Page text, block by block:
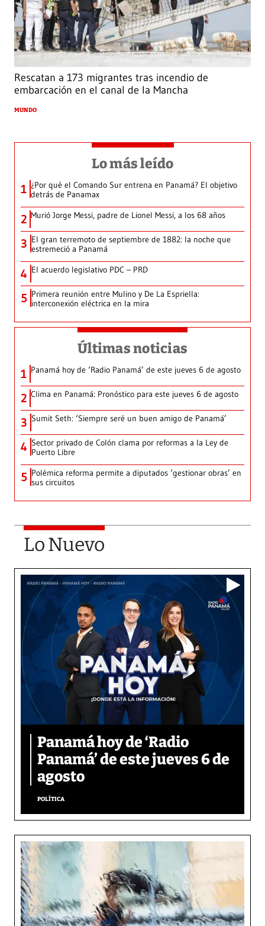
Rescatan a 173 migrantes tras incendio de
embarcación en el canal de la Mancha
MUNDO
Lo más leído
1 ¿Por qué el Comando Sur entrena en Panamá? El objetivo
detrás de Panamax
2 Murió Jorge Messi, padre de Lionel Messi, a los 68 años
3 El gran terremoto de septiembre de 1882: la noche que
estremeció a Panamá
4 El acuerdo legislativo PDC – PRD
5 Primera reunión entre Mulino y De La Espriella:
interconexión eléctrica en la mira
Últimas noticias
1 Panamá hoy de ‘Radio Panamá’ de este jueves 6 de agosto
2 Clima en Panamá: Pronóstico para este jueves 6 de agosto
3 Sumit Seth: ‘Siempre seré un buen amigo de Panamá’
4 Sector privado de Colón clama por reformas a la Ley de
Puerto Libre
5 Polémica reforma permite a diputados ‘gestionar obras’ en
sus circuitos
Lo Nuevo
Panamá hoy de ‘Radio
Panamá’ de este jueves 6 de
agosto
POLÍTICA